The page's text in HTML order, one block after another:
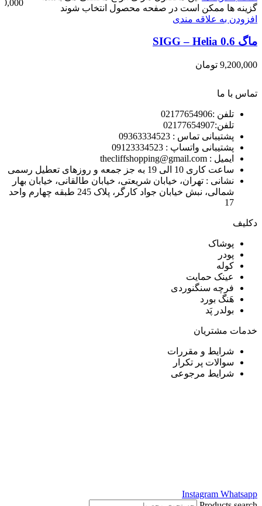
گزینه ها ممکن است در صفحه محصول انتخاب شوند
افزودن به علاقه مندی
ماگ SIGG – Helia 0.6
9,200,000 تومان
تماس با ما
تلفن :02177654906
تلفن:02177654907
پشتیبانی تماس : 09363334523
پشتیبانی واتساپ : 09123334523
ايميل : thecliffshopping@gmail.com
ساعت کاری 10 الی 19 به جز جمعه و روزهای تعطیل رسمی
نشانی : تهران، خیابان شریعتی، خیابان طالقانی، خیابان بهار
شمالی، نبش خیابان جواد کارگر، پلاک 245 طبقه چهارم واحد
17
دکلیف​
پوشاک
پودر
کوله
عینک حمایت
فرچه سنگنوردی
هَنگ بورد
بولدر پَد
خدمات مشتریان
شرایط و مقررات
سوالات پر تکرار
شرایط مرجوعی
Instagram Whatsapp